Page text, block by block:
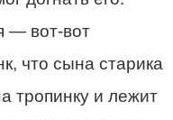
— вот-вот
что сына старика
тропинку и лежит